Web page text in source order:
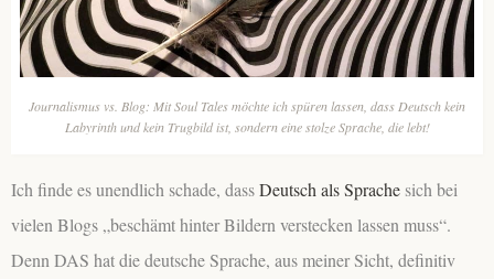
Journalismus vs. Blog: Mit Soul Tales möchte ich spüren lassen, dass Deutsch kein
Labyrinth und kein Trugbild ist, sondern eine stolze Sprache, die lebt!
Ich finde es unendlich schade, dassDeutsch als Sprache sich bei
vielen Blogs „beschämt hinter Bildern verstecken lassen muss“.
Denn DAS hat die deutsche Sprache, aus meiner Sicht, definitiv